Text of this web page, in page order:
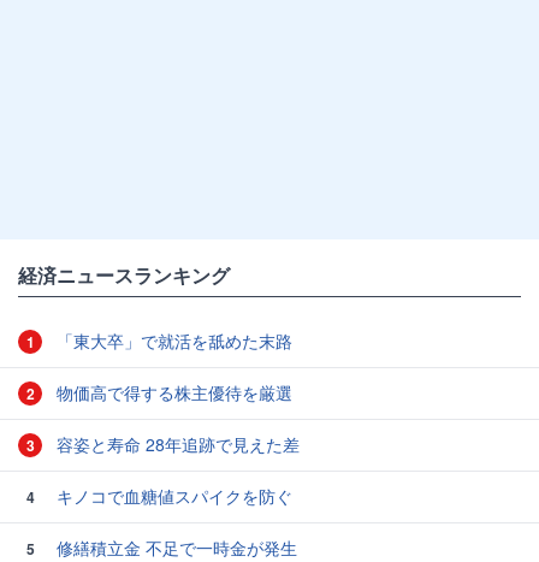
経済ニュースランキング
1 「東大卒」で就活を舐めた末路
2 物価高で得する株主優待を厳選
3 容姿と寿命 28年追跡で見えた差
4 キノコで血糖値スパイクを防ぐ
5
修繕積立金 不足で一時金が発生